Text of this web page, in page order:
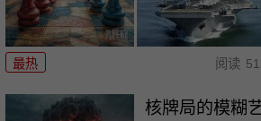
最热 阅读
核牌局的模糊